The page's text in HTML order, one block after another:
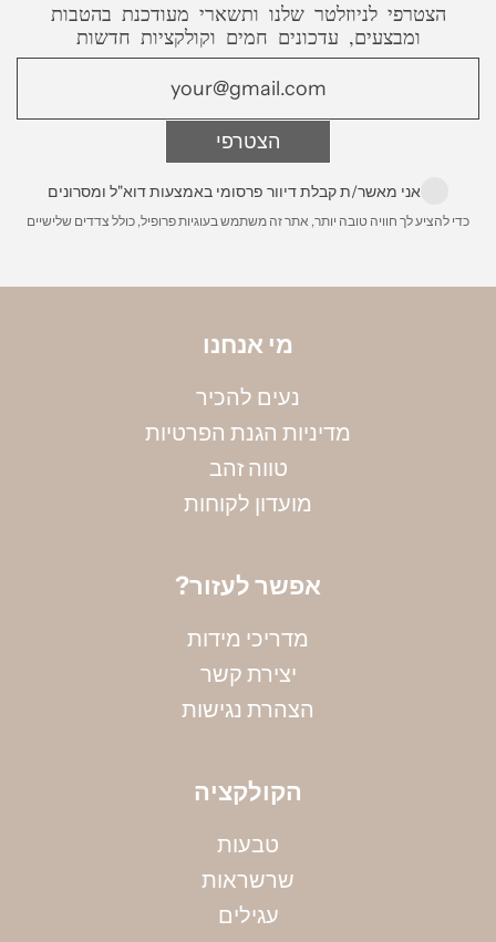
עסקים מרגע שההזמנה מוכנה (למעט ישובים
חריגים)
עד הבית מרגע שההזמנה מוכנה. עלות 200 ש״ח
לינק לפירוט מלא:משלוחים
הניחי את הטבעת על גבי סרגל, כאשר מרכז הטבעת
במילימטרים. שימי לב, חשוב למדוד את הקוטר
הפנימי. את הקוטר שמדדת תוכלי להמיר למידה
מדידת קוטר צמיד
הצטרפי לניוזלטר שלנו ותשארי מעודכנת בהטבות
ומבצעים, עדכונים חמים וקולקציות חדשות
הצטרפי
אני מאשר/ת קבלת דיוור פרסומי באמצעות דוא"ל ומסרונים
כדי להציע לך חוויה טובה יותר, אתר זה משתמש בעוגיות פרופיל, כולל צדדים שלישיים
מי אנחנו
נעים להכיר
מדיניות הגנת הפרטיות
טווה זהב
מועדון לקוחות
?אפשר לעזור
מדריכי מידות
יצירת קשר
הצהרת נגישות
הקולקציה
טבעות
שרשראות
עגילים